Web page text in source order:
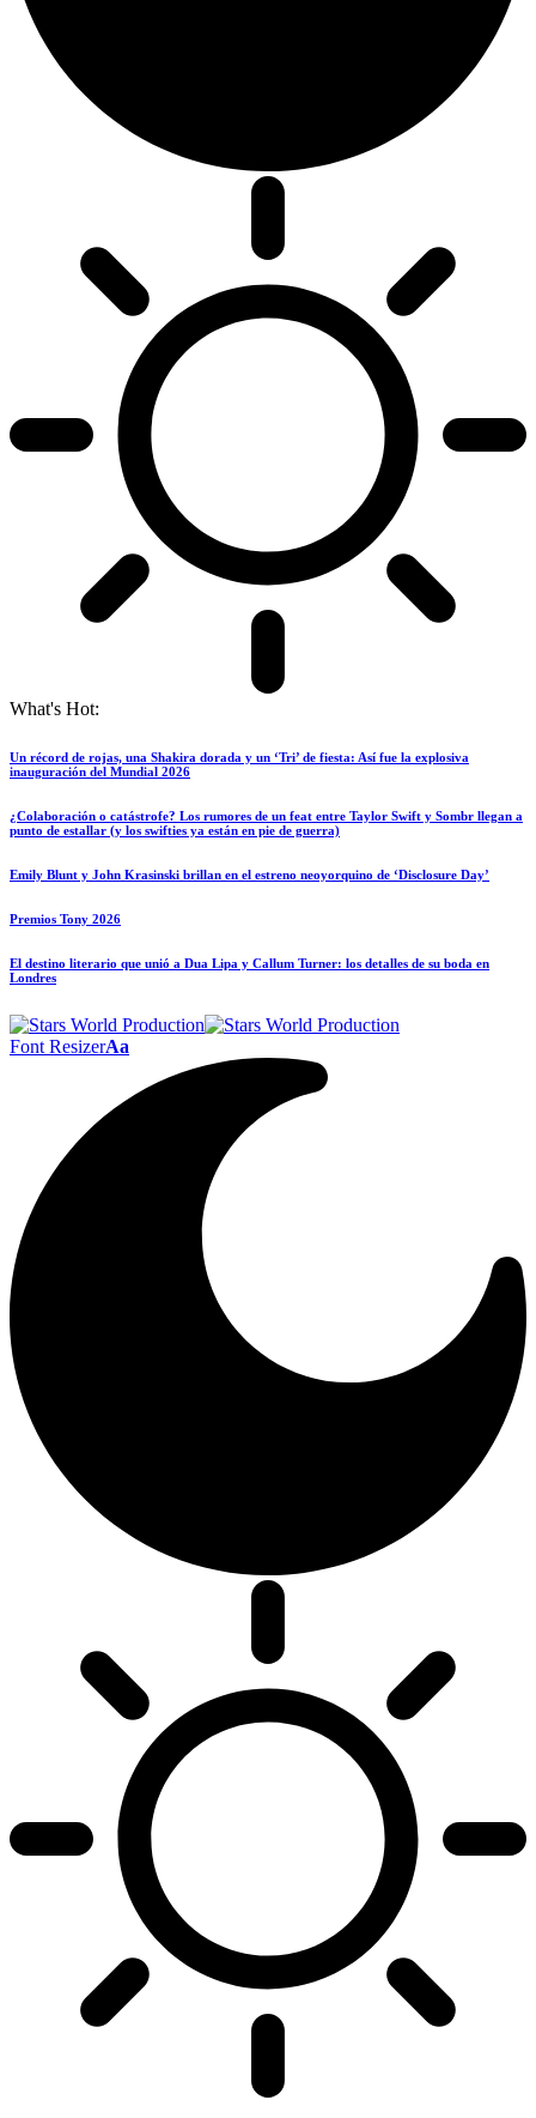
What's Hot:
Un récord de rojas, una Shakira dorada y un ‘Tri’ de fiesta: Así fue la explosiva
inauguración del Mundial 2026
¿Colaboración o catástrofe? Los rumores de un feat entre Taylor Swift y Sombr llegan a
punto de estallar (y los swifties ya están en pie de guerra)
Emily Blunt y John Krasinski brillan en el estreno neoyorquino de ‘Disclosure Day’
Premios Tony 2026
El destino literario que unió a Dua Lipa y Callum Turner: los detalles de su boda en
Londres
Font ResizerAa